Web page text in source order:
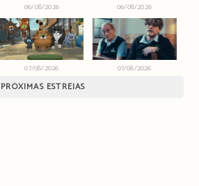
06/08/2026 06/08/2026
07/08/2026 07/08/2026
PRÓXIMAS ESTREIAS